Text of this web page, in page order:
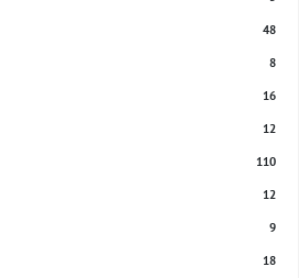
48
8
16
12
110
12
9
18